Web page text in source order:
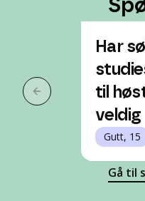
Forrige slide
Har
til
veldig
Gutt, 15
Gå til